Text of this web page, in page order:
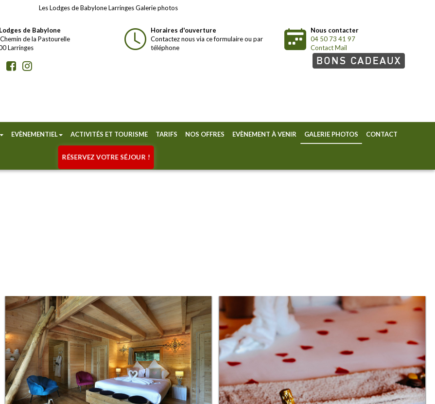
Les Lodges de Babylone Larringes Galerie photos
de Babylone
de la Pastourelle
Larringes
Horaires d'ouverture
Contactez nous via ce formulaire ou par
téléphone
Nous contacter
04 50 73 41 97
Contact Mail
EVÈNEMENTIEL ACTIVITÉS ET TOURISME TARIFS NOS OFFRES EVÈNEMENT À VENIR GALERIE PHOTOS CONTACT
RÉSERVEZ VOTRE SÉJOUR !